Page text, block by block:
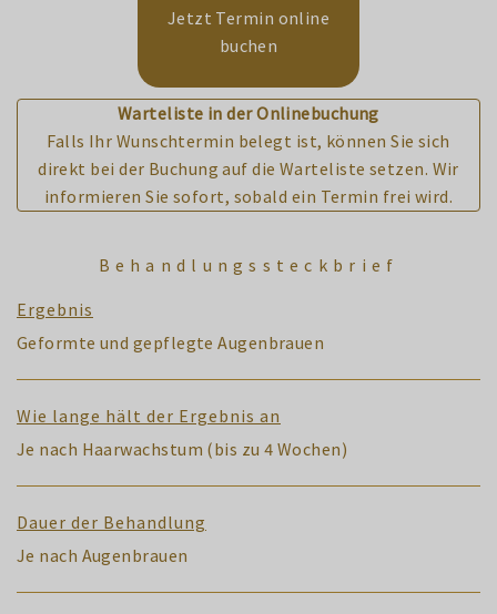
Jetzt Termin online
buchen
Warteliste in der Onlinebuchung
Falls Ihr Wunschtermin belegt ist, können Sie sich
direkt bei der Buchung auf die Warteliste setzen. Wir
informieren Sie sofort, sobald ein Termin frei wird.
Behandlungssteckbrief
Ergebnis
Geformte und gepflegte Augenbrauen
Wie lange hält der Ergebnis an
Je nach Haarwachstum (bis zu 4 Wochen)
Dauer der Behandlung
Je nach Augenbrauen